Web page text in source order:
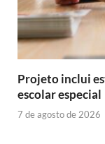
Projeto inclui
escolar especial
7 de agosto de 2026